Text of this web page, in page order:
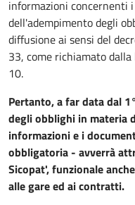
informazioni
dell'adempimento degli
diffusione ai sensi del
33, come richiamato
10.
Pertanto, a far data dal
degli obblighi in materia
informazioni e i
obbligatoria - avverrà
Sicopat', funzionale
alle gare ed ai contratti.